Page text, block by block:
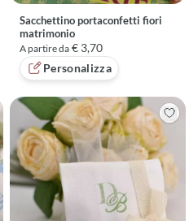
Sacchettino portaconfetti fiori
matrimonio
A partire da € 3,70
Personalizza